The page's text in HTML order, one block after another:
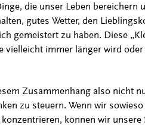
die unser Leben bereichern
gutes Wetter, den
gemeistert zu haben. Diese
vielleicht immer länger wird
Zusammenhang also nicht
zu steuern. Wenn wir
können wir